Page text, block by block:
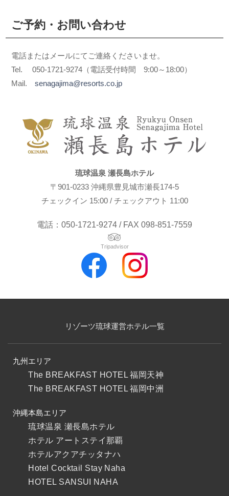
ご予約・お問い合わせ
電話またはメールにてご連絡くださいませ。
Tel. 050-1721-9274（電話受付時間 9:00～18:00）
Mail. senagajima@resorts.co.jp
琉球温泉 瀬長島ホテル
〒901-0233 沖縄県豊見城市瀬長174-5
チェックイン 15:00 / チェックアウト 11:00
電話：050-1721-9274 / FAX 098-851-7559
Tripadvisor
リゾーツ琉球運営ホテル一覧
九州エリア
The BREAKFAST HOTEL 福岡天神
The BREAKFAST HOTEL 福岡中洲
沖縄本島エリア
琉球温泉 瀬長島ホテル
ホテル アートステイ那覇
ホテルアクアチッタナハ
Hotel Cocktail Stay Naha
HOTEL SANSUI NAHA